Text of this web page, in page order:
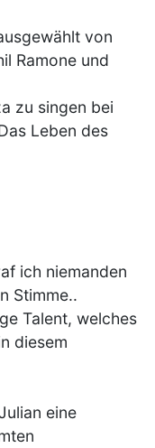
von
Ramone und
zu singen bei
Leben des
ich niemanden
Stimme..
Talent, welches
diesem
eine